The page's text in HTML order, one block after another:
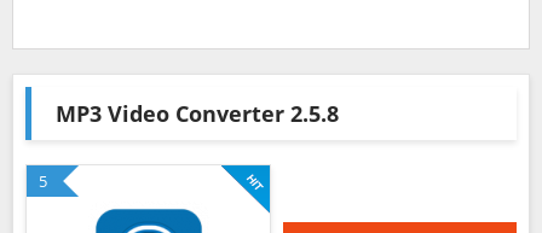
MP3 Video Converter 2.5.8
5